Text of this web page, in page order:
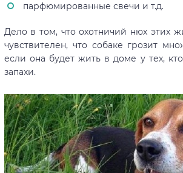
парфюмированные свечи и т.д.
Дело в том, что охотничий нюх этих
чувствителен, что собаке грозит
если она будет жить в доме у тех,
запахи.